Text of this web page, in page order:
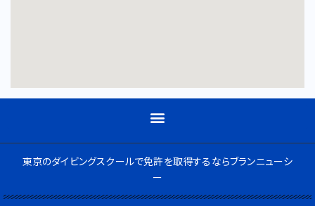
東京のダイビングスクールで免許を取得するならブランニューシ
ー